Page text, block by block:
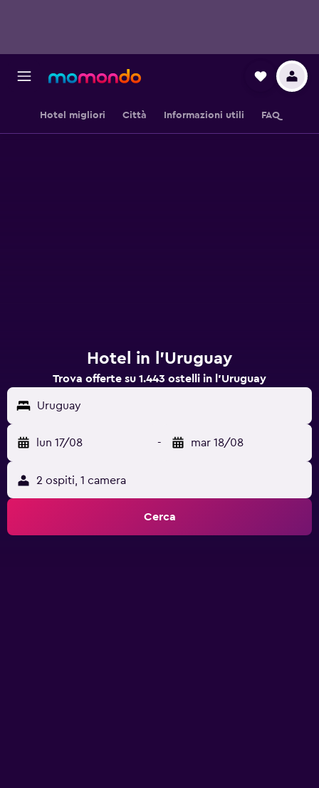
Hotel migliori Città Informazioni utili FAQ
Hotel in l'Uruguay
Trova offerte su 1.443 ostelli in l'Uruguay
Uruguay
lun 17/08 - mar 18/08
2 ospiti, 1 camera
Cerca